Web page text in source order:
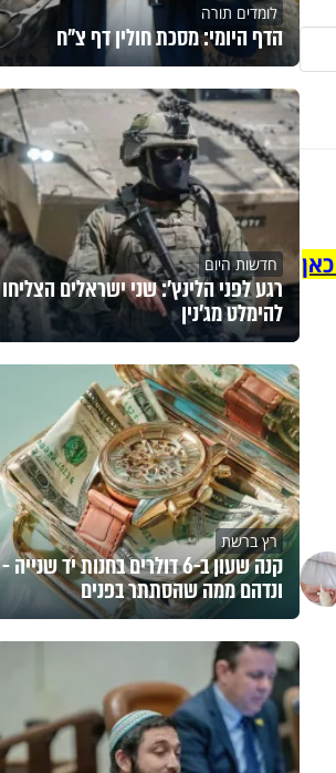
לומדים תורה
הדף היומי: מסכת חולין דף צ"ח
חדשות היום
רגע לפני הלינץ': שני ישראלים הצליחו
להימלט מג'נין
רץ ברשת
קנה שעון ב-6 דולרים בחנות יד שנייה -
ונדהם ממה שהסתתר בפנים